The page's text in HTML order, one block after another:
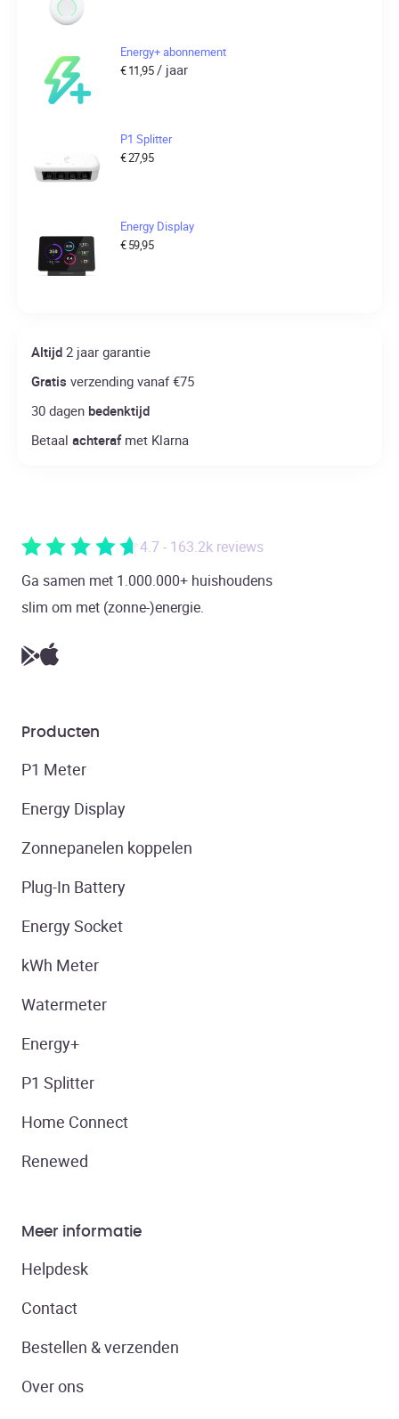
Energy+ abonnement
€11,95 / jaar
P1 Splitter
€27,95
Energy Display
€59,95
Altijd 2 jaar garantie
Gratis verzending vanaf €75
30 dagen bedenktijd
Betaalachterafmet Klarna
4.7 - 163.2k reviews
Ga samen met 1.000.000+ huishoudens
slim om met (zonne-)energie.
Producten
P1 Meter
Energy Display
Zonnepanelen koppelen
Plug-In Battery
Energy Socket
kWh Meter
Watermeter
Energy+
P1 Splitter
Home Connect
Renewed
Meer informatie
Helpdesk
Contact
Bestellen & verzenden
Over ons